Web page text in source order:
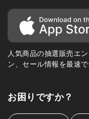
人気商品の抽選販売エ
ン、セール情報を最速
お困りですか？